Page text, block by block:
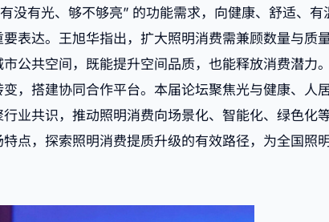
没有光、够不够亮” 的功能需求，向健康、舒适、有
表达。王旭华指出，扩大照明消费需兼顾数量与质
公共空间，既能提升空间品质，也能释放消费潜力
，搭建协同合作平台。本届论坛聚焦光与健康、人
业共识，推动照明消费向场景化、智能化、绿色化
点，探索照明消费提质升级的有效路径，为全国照